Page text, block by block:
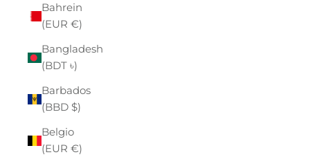
Bahrein
(EUR €)
Bangladesh
(BDT ৳)
Barbados
(BBD $)
Belgio
(EUR €)